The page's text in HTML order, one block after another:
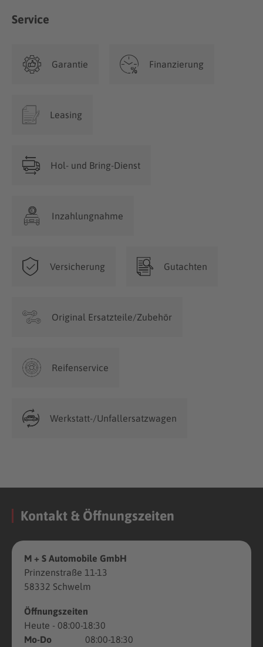
Service
Garantie Finanzierung
Leasing
Hol- und Bring-Dienst
Inzahlungnahme
Versicherung Gutachten
Original Ersatzteile/Zubehör
Reifenservice
Werkstatt-/Unfallersatzwagen
Kontakt & Öffnungszeiten
M + S Automobile GmbH
Prinzenstraße 11-13
58332 Schwelm
Öffnungszeiten
Heute - 08:00-18:30
Mo-Do
08:00-18:30